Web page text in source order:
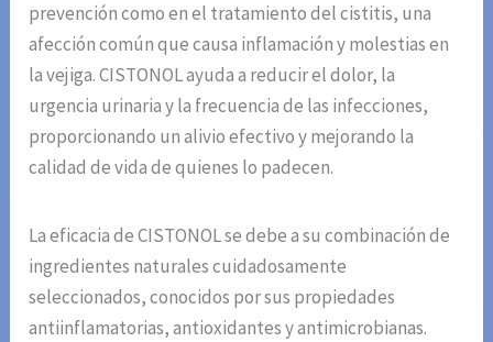
prevención como en el tratamiento del cistitis, una
afección común que causa inflamación y molestias en
la vejiga. CISTONOL ayuda a reducir el dolor, la
urgencia urinaria y la frecuencia de las infecciones,
proporcionando un alivio efectivo y mejorando la
calidad de vida de quienes lo padecen.
La eficacia de CISTONOL se debe a su combinación de
ingredientes naturales cuidadosamente
seleccionados, conocidos por sus propiedades
antiinflamatorias, antioxidantes y antimicrobianas.